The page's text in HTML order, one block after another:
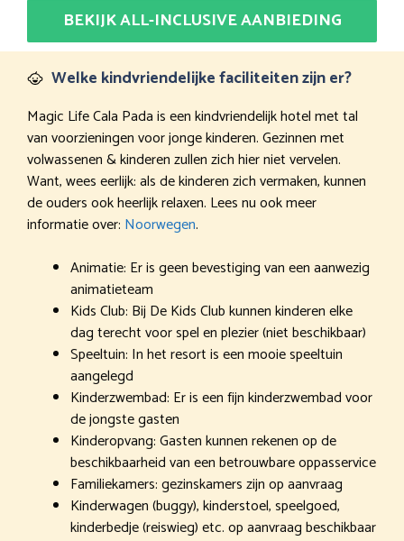
BEKIJK ALL-INCLUSIVE AANBIEDING
Welke kindvriendelijke faciliteiten zijn er?
Magic Life Cala Pada is een kindvriendelijk hotel met tal
van voorzieningen voor jonge kinderen. Gezinnen met
volwassenen & kinderen zullen zich hier niet vervelen.
Want, wees eerlijk: als de kinderen zich vermaken, kunnen
de ouders ook heerlijk relaxen. Lees nu ook meer
informatie over: Noorwegen.
Animatie: Er is geen bevestiging van een aanwezig
animatieteam
Kids Club: Bij De Kids Club kunnen kinderen elke
dag terecht voor spel en plezier (niet beschikbaar)
Speeltuin: In het resort is een mooie speeltuin
aangelegd
Kinderzwembad: Er is een fijn kinderzwembad voor
de jongste gasten
Kinderopvang: Gasten kunnen rekenen op de
beschikbaarheid van een betrouwbare oppasservice
Familiekamers: gezinskamers zijn op aanvraag
Kinderwagen (buggy), kinderstoel, speelgoed,
kinderbedje (reiswieg) etc. op aanvraag beschikbaar